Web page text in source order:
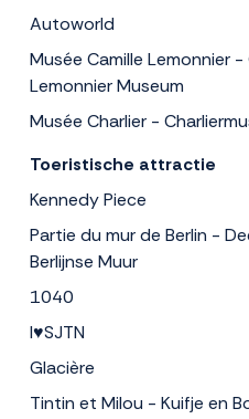
Autoworld
Musée Camille Lemonnier -
Lemonnier Museum
Musée Charlier -
Toeristische attractie
Kennedy Piece
Partie du mur de Berlin -
Berlijnse Muur
1040
I♥SJTN
Glacière
Tintin et Milou - Kuifje en